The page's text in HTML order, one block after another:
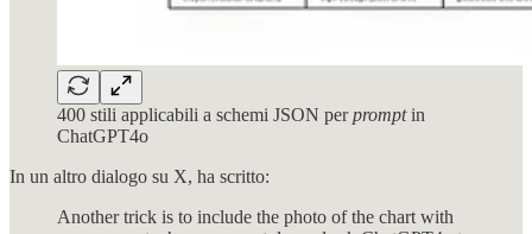
400 stili applicabili a schemi JSON perpromptin
ChatGPT4o
In un altro dialogo su X, ha scritto:
Another trick is to include the photo of the chart with